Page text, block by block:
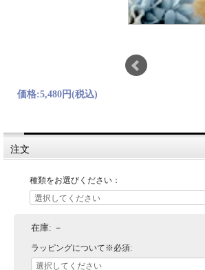
価格:5,480円(税込)
注文
種類をお選びください：
在庫: －
ラッピングについて※必須: